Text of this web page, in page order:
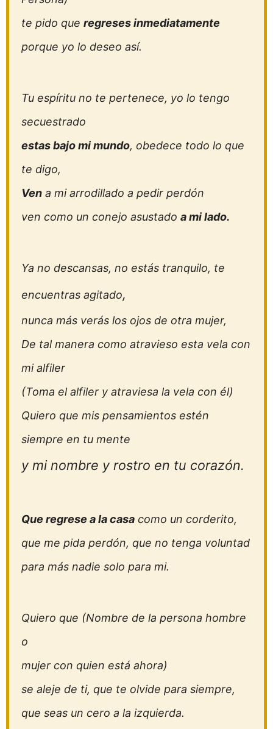
te pido que regreses inmediatamente
porque yo lo deseo así.
Tu espíritu no te pertenece, yo lo tengo
secuestrado
estas bajo mi mundo, obedece todo lo que
te digo,
Ven a mi arrodillado a pedir perdón
ven como un conejo asustado a mi lado.
Ya no descansas, no estás tranquilo, te
encuentras agitado,
nunca más verás los ojos de otra mujer,
De tal manera como atravieso esta vela con
mi alfiler
(Toma el alfiler y atraviesa la vela con él)
Quiero que mis pensamientos estén
siempre en tu mente
y mi nombre y rostro en tu corazón.
Que regrese a la casa como un corderito,
que me pida perdón, que no tenga voluntad
para más nadie solo para mi.
Quiero que (Nombre de la persona hombre
o
mujer con quien está ahora)
se aleje de ti, que te olvide para siempre,
que seas un cero a la izquierda.